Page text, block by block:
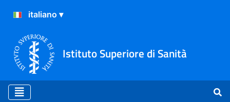
Istituto Superiore di Sanità